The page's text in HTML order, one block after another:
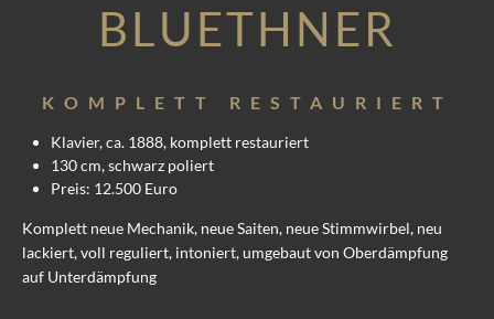
BLUETHNER
KOMPLETT RESTAURIERT
Klavier, ca. 1888, komplett restauriert
130 cm, schwarz poliert
Preis: 12.500 Euro
Komplett neue Mechanik, neue Saiten, neue Stimmwirbel, neu
lackiert, voll reguliert, intoniert, umgebaut von Oberdämpfung
auf Unterdämpfung